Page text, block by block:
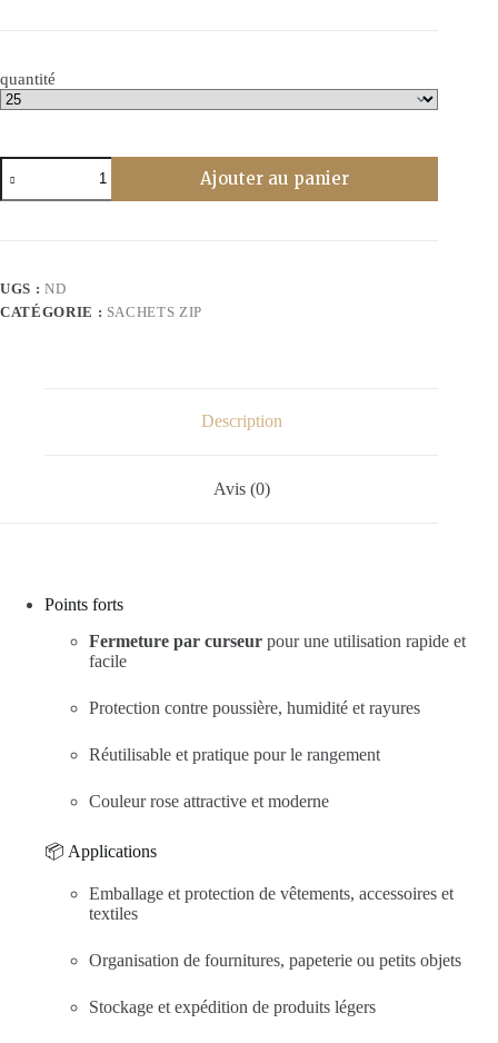
quantité
quantité
de
Sachet
fermeture
par
Ajouter au panier
UGS : ND
CATÉGORIE : SACHETS ZIP
Description
Avis (0)
Points forts
Fermeture par curseur pour une utilisation rapide et
facile
Protection contre poussière, humidité et rayures
Réutilisable et pratique pour le rangement
Couleur rose attractive et moderne
📦 Applications
Emballage et protection de vêtements, accessoires et
textiles
Organisation de fournitures, papeterie ou petits objets
Stockage et expédition de produits légers